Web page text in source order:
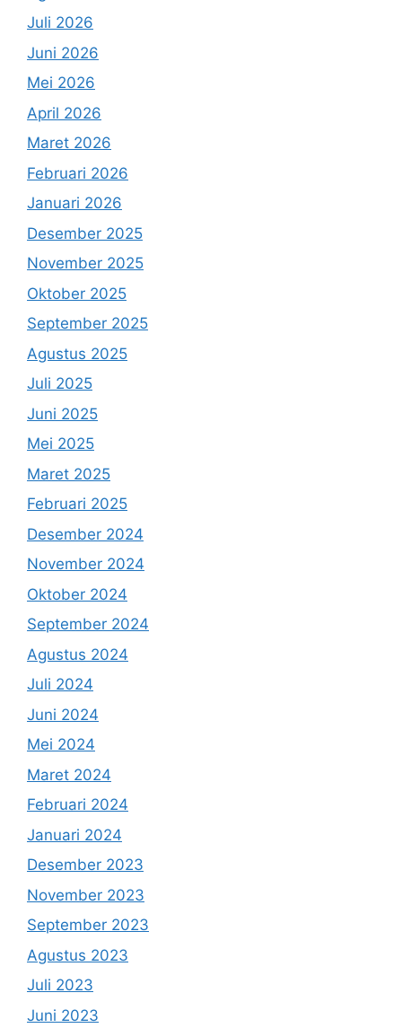
Juli 2026
Juni 2026
Mei 2026
April 2026
Maret 2026
Februari 2026
Januari 2026
Desember 2025
November 2025
Oktober 2025
September 2025
Agustus 2025
Juli 2025
Juni 2025
Mei 2025
Maret 2025
Februari 2025
Desember 2024
November 2024
Oktober 2024
September 2024
Agustus 2024
Juli 2024
Juni 2024
Mei 2024
Maret 2024
Februari 2024
Januari 2024
Desember 2023
November 2023
September 2023
Agustus 2023
Juli 2023
Juni 2023